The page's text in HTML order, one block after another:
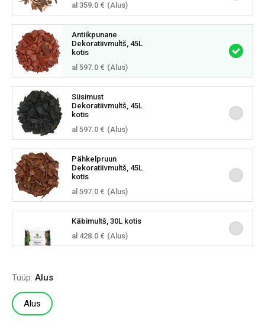
al 359.0 € (Alus)
Antiikpunane
Dekoratiivmultš, 45L
kotis
al 597.0 € (Alus)
Süsimust
Dekoratiivmultš, 45L
kotis
al 597.0 € (Alus)
Pähkelpruun
Dekoratiivmultš, 45L
kotis
al 597.0 € (Alus)
Käbimultš, 30L kotis
al 428.0 € (Alus)
Tüüp: Alus
Alus